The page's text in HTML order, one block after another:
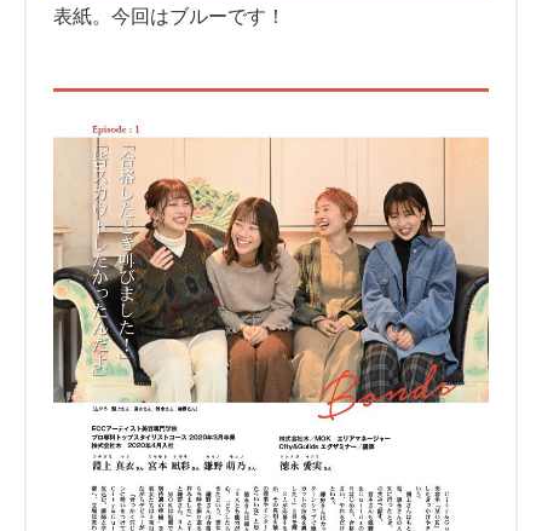
表紙。今回はブルーです！